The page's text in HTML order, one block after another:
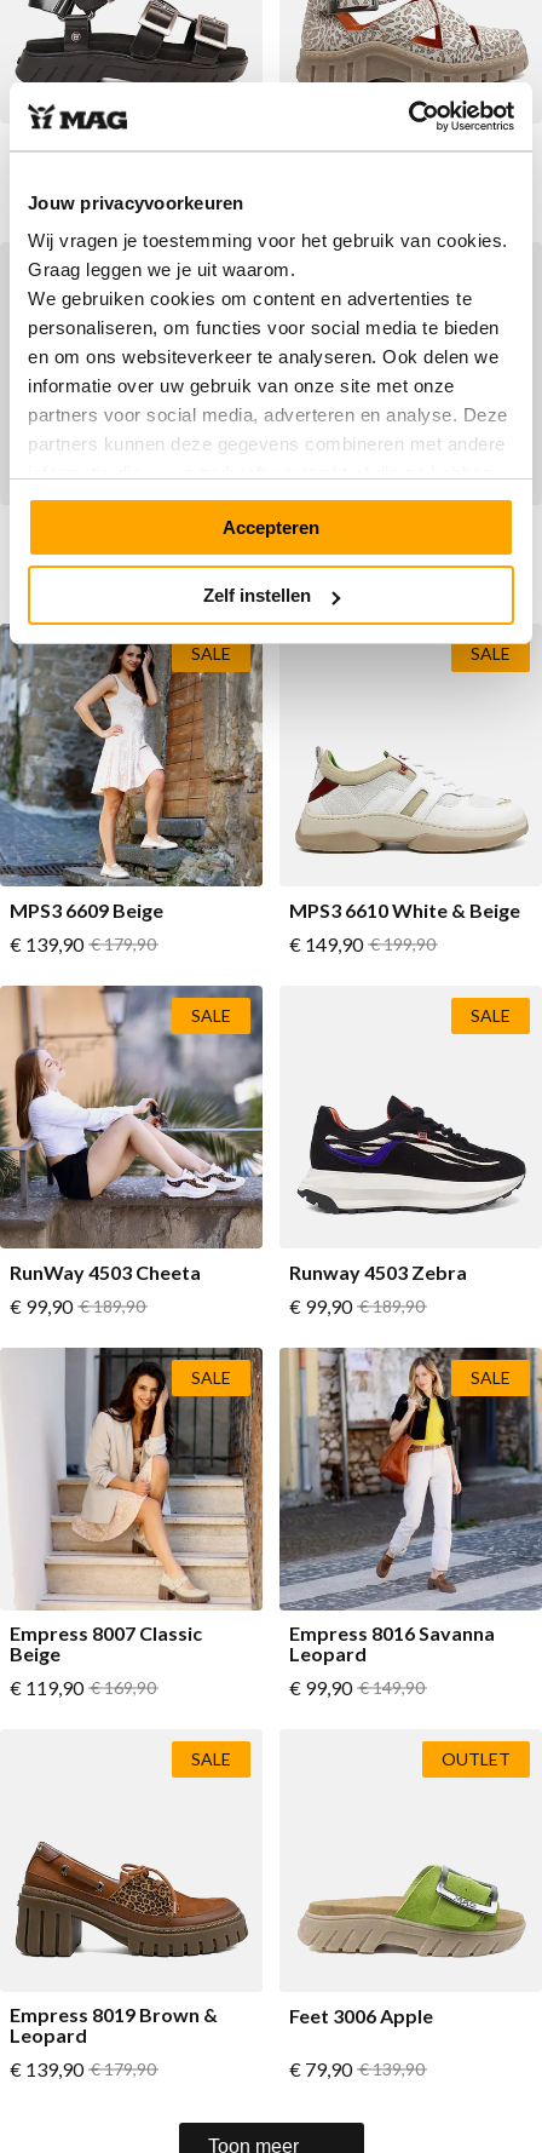
Jouw privacyvoorkeuren
Wij vragen je toestemming voor het gebruik van cookies.
Graag leggen we je uit waarom.
We gebruiken cookies om content en advertenties te
personaliseren, om functies voor social media te bieden
en om ons websiteverkeer te analyseren. Ook delen we
informatie over uw gebruik van onze site met onze
partners voor social media, adverteren en analyse. Deze
partners kunnen deze gegevens combineren met andere
verzameld op basis van uw gebruik van hun services.
Accepteren
Zelf instellen
FEET 3007 Black
Vanaf
€ 139,90 Normale prijs
€ 169,90
Megamok 4011 Leopard
Megamok 4072 Flowerful
Bouquet White
SALE
MPS3 6606 Volcanic Pink
MPS3 6609 Beige
Vanaf
€ 139,90 Normale prijs
€ 179,90
SALE
MPS3 6610 White & Beige
Vanaf
€ 149,90 Normale prijs
€ 199,90
SALE
RunWay 4503 Cheeta
Vanaf
€ 99,90 Normale prijs
€ 189,90
SALE
Runway 4503 Zebra
Vanaf
€ 99,90 Normale prijs
€ 189,90
SALE
Empress 8007 Classic
Beige
Vanaf
€ 119,90 Normale prijs
€ 169,90
SALE
Empress 8016 Savanna
Leopard
Vanaf
€ 99,90 Normale prijs
€ 149,90
SALE
Empress 8019 Brown &
Leopard
Vanaf
€ 139,90 Normale prijs
€ 179,90
SALE
Feet 3006 Apple
Vanaf
€ 79,90 Normale prijs
€ 139,90
OUTLET
Toon meer